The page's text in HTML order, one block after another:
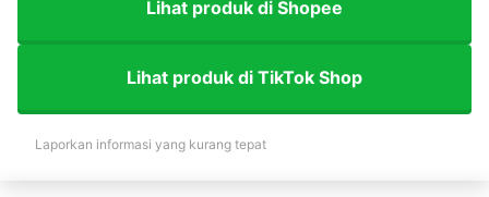
Lihat produk di Shopee
Lihat produk di TikTok Shop
Laporkan informasi yang kurang tepat